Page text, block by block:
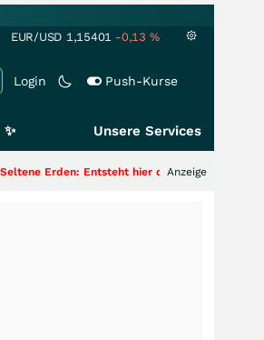
EUR/USD 1,15401 -0,13 %
Login Push-Kurse
Unsere Services
Entsteht hier die nächste Milliardenstory?
Anzeige